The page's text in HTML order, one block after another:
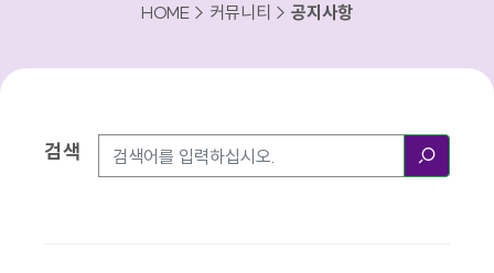
HOME > 커뮤니티 > 공지사항
검색방법
검색